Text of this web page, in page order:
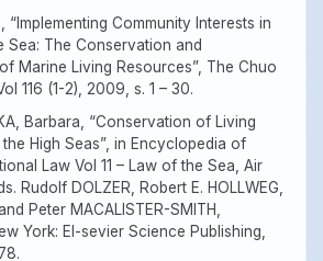
“Implementing Community Interests in
Sea: The Conservation and
Marine Living Resources”, The Chuo
116 (1-2), 2009, s. 1 – 30.
Barbara, “Conservation of Living
High Seas”, in Encyclopedia of
Law Vol 11 – Law of the Sea, Air
Rudolf DOLZER, Robert E. HOLLWEG,
Peter MACALISTER-SMITH,
York: El-sevier Science Publishing,